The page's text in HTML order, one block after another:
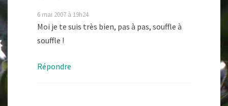
6 mai 2007 à 19h24
Moi je te suis très bien, pas à pas, souffle à
souffle !
Répondre